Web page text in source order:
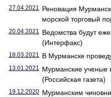
27.04.2021 Реновация
морской торговый
20.04.2021 Ведомства будут
(Интерфакс)
18.03.2021 В Мурманске
13.01.2021 Мурманские ученые
(Российская газета)
19.12.2020 Мурманским